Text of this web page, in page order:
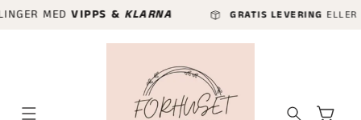
TIL
MEDVIPPS &KLARNA GRATIS LEVERINGELLER
Handlekurv